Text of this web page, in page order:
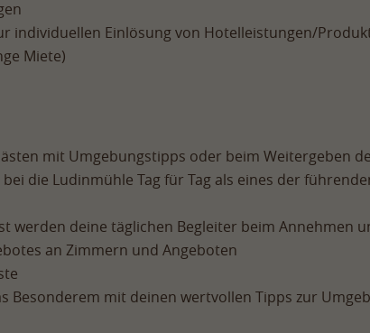
individuellen Einlösung von Hotelleistungen/
Miete)
mit Umgebungstipps oder beim Weitergeben
die Ludinmühle Tag für Tag als eines der
werden deine täglichen Begleiter beim Annehmen
an Zimmern und Angeboten
Besonderem mit deinen wertvollen Tipps zur